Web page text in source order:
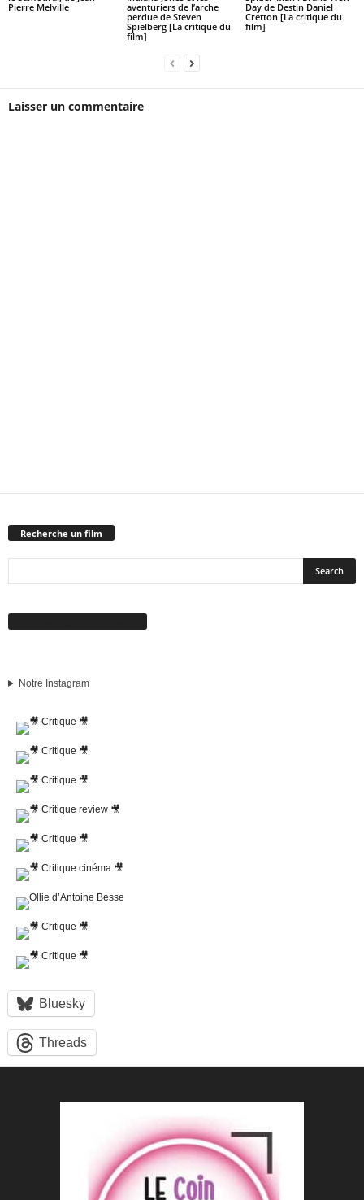
Pierre Melville
aventuriers de l’arche
perdue de Steven
Spielberg [La critique du
film]
Day de Destin Daniel
Cretton [La critique du
film]
Laisser un commentaire
Recherche un film
Notre Instagram
Bluesky
Threads